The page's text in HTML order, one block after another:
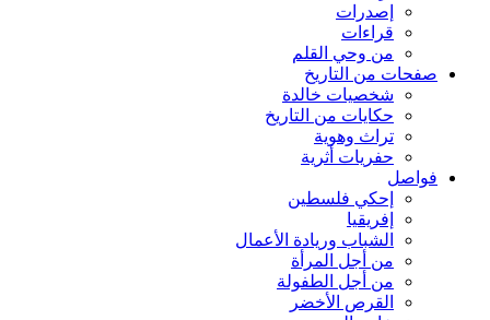
إصدرات
قراءات
من وحي القلم
صفحات من التاريخ
شخصيات خالدة
حكايات من التاريخ
تراث وهوية
حفريات أثرية
فواصل
إحكي فلسطين
إفريقيا
الشباب وريادة الأعمال
من أجل المرأة
من أجل الطفولة
القرص الأخضر